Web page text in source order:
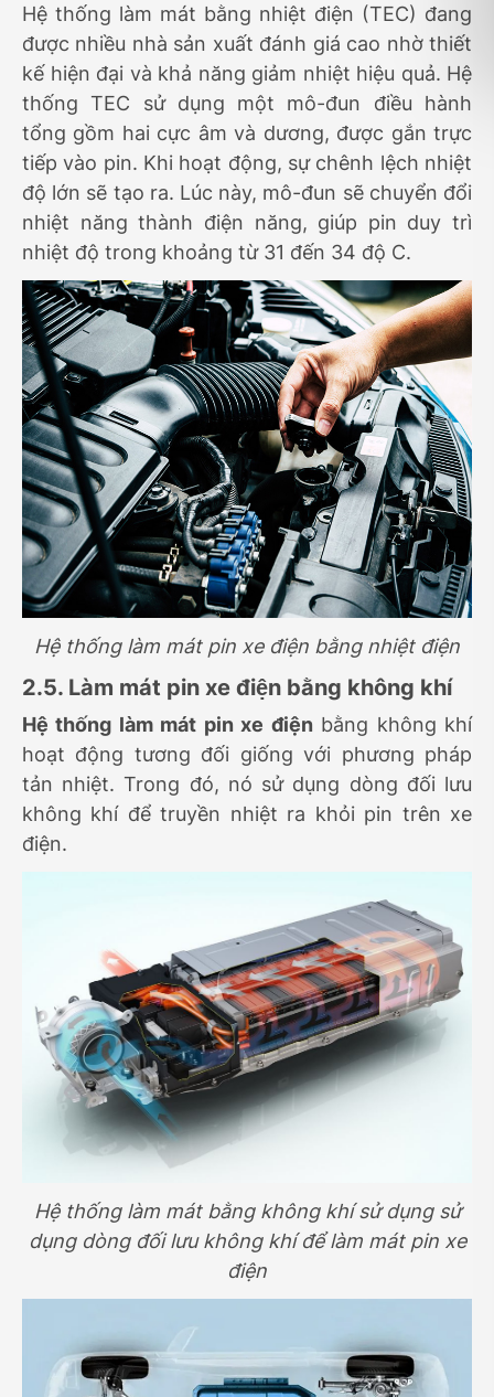
Hệ thống làm mát bằng nhiệt điện (TEC) đang
được nhiều nhà sản xuất đánh giá cao nhờ thiết
kế hiện đại và khả năng giảm nhiệt hiệu quả. Hệ
thống TEC sử dụng một mô-đun điều hành
tổng gồm hai cực âm và dương, được gắn trực
tiếp vào pin. Khi hoạt động, sự chênh lệch nhiệt
độ lớn sẽ tạo ra. Lúc này, mô-đun sẽ chuyển đổi
nhiệt năng thành điện năng, giúp pin duy trì
nhiệt độ trong khoảng từ 31 đến 34 độ C.
Hệ thống làm mát pin xe điện bằng nhiệt điện
2.5. Làm mát pin xe điện bằng không khí
Hệ thống làm mát pin xe điệnbằng không khí
hoạt động tương đối giống với phương pháp
tản nhiệt. Trong đó, nó sử dụng dòng đối lưu
không khí để truyền nhiệt ra khỏi pin trên xe
điện.
Hệ thống làm mát bằng không khí sử dụng sử
dụng dòng đối lưu không khí để làm mát pin xe
điện